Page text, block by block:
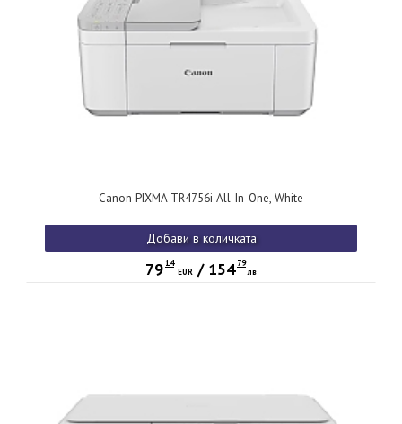
Canon PIXMA TR4756i All-In-One, White
Добави в количката
7914
EUR / 154 79
лв